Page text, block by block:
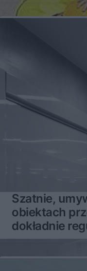
Szatnie,
obiektach
dokładnie